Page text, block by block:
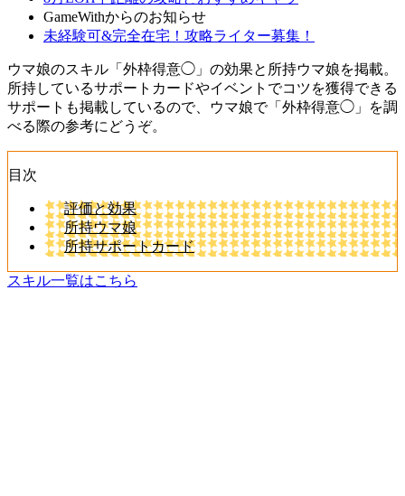
GameWithからのお知らせ
未経験可&完全在宅！攻略ライター募集！
ウマ娘のスキル「外枠得意◯」の効果と所持ウマ娘を掲載。
所持しているサポートカードやイベントでコツを獲得できる
サポートも掲載しているので、ウマ娘で「外枠得意◯」を調
べる際の参考にどうぞ。
目次
評価と効果
所持ウマ娘
所持サポートカード
スキル一覧はこちら